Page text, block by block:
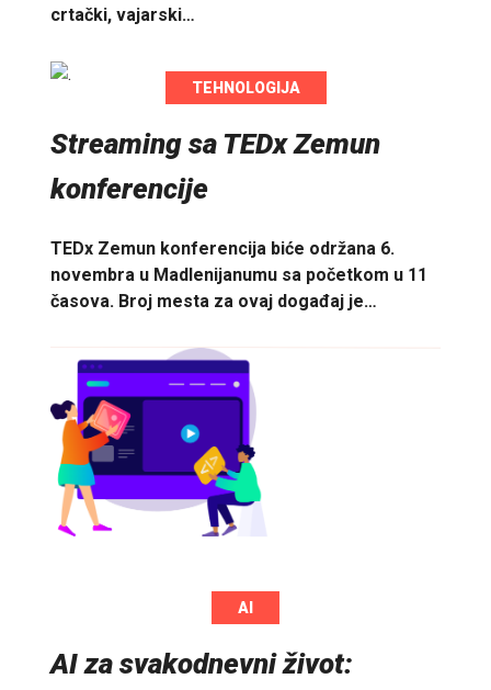
crtački, vajarski…
TEHNOLOGIJA
Streaming sa TEDx Zemun
konferencije
TEDx Zemun konferencija biće održana 6.
novembra u Madlenijanumu sa početkom u 11
časova. Broj mesta za ovaj događaj je…
AI
AI za svakodnevni život: